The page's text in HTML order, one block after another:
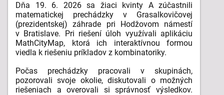
Dňa 19. 6. 2026 sa žiaci kvinty A zúčastnili
matematickej prechádzky v Grasalkovičovej
(prezidentskej) záhrade pri Hodžovom námestí
v Bratislave. Pri riešení úloh využívali aplikáciu
MathCityMap, ktorá ich interaktívnou formou
viedla k riešeniu príkladov z kombinatoriky.
Počas prechádzky pracovali v skupinách,
pozorovali svoje okolie, diskutovali o možných
riešeniach a overovali si správnosť výsledkov.